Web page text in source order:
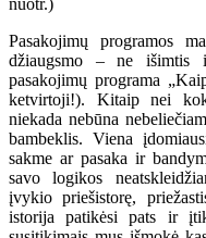
Pasakojimų programos
džiaugsmo – ne išimtis
pasakojimų programa
ketvirtoji!). Kitaip nei
niekada nebūna
bambeklis. Viena
sakme ar pasaka ir
savo logikos
įvykio priešistorę,
istorija patikėsi pats ir